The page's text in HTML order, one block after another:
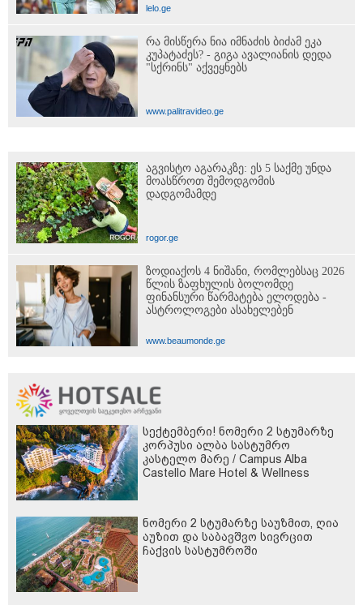
lelo.ge
რა მისწერა ნია იმნაძის ბიძამ ეკა
კუპატაძეს? - გიგა ავალიანის დედა
"სქრინს" აქვეყნებს
www.palitravideo.ge
აგვისტო აგარაკზე: ეს 5 საქმე უნდა
მოასწროთ შემოდგომის
დადგომამდე
rogor.ge
ზოდიაქოს 4 ნიშანი, რომლებსაც 2026
წლის ზაფხულის ბოლომდე
ფინანსური წარმატება ელოდება -
ასტროლოგები ასახელებენ
www.beaumonde.ge
სექტემბერი! ნომერი 2 სტუმარზე
კორპუსი ალბა სასტუმრო
კასტელო მარე / Campus Alba
Castello Mare Hotel & Wellness
ნომერი 2 სტუმარზე საუზმით, ღია
აუზით და საბავშვო სივრცით
ჩაქვის სასტუმროში